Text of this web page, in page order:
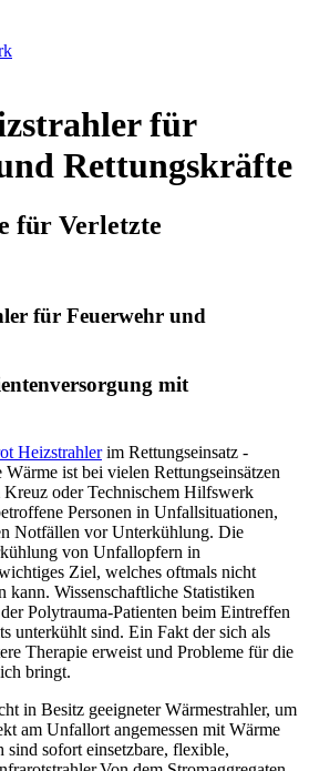
für
Rettungskräfte
für Verletzte
mit
Heizstrahlerim Rettungseinsatz -
ist bei vielen Rettungseinsätzen
oder Technischem Hilfswerk
Personen in Unfallsituationen,
Notfällen vor Unterkühlung. Die
von Unfallopfern in
Ziel, welches oftmals nicht
kann. Wissenschaftliche Statistiken
Polytrauma-Patienten beim Eintreffen
unterkühlt sind. Ein Fakt der sich als
Therapie erweist und Probleme für die
bringt.
in Besitz geeigneter Wärmestrahler, um
am Unfallort angemessen mit Wärme
sofort einsetzbare, flexible,